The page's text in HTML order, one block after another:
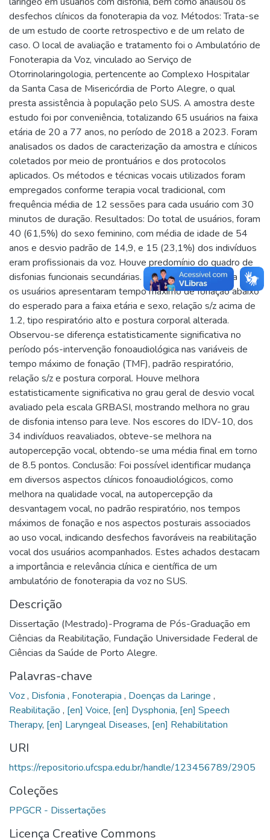
desfechos clínicos da fonoterapia da voz. Métodos: Trata-se
de um estudo de coorte retrospectivo e de um relato de
caso. O local de avaliação e tratamento foi o Ambulatório de
Fonoterapia da Voz, vinculado ao Serviço de
Otorrinolaringologia, pertencente ao Complexo Hospitalar
da Santa Casa de Misericórdia de Porto Alegre, o qual
presta assistência à população pelo SUS. A amostra deste
estudo foi por conveniência, totalizando 65 usuários na faixa
etária de 20 a 77 anos, no período de 2018 a 2023. Foram
analisados os dados de caracterização da amostra e clínicos
coletados por meio de prontuários e dos protocolos
aplicados. Os métodos e técnicas vocais utilizados foram
empregados conforme terapia vocal tradicional, com
frequência média de 12 sessões para cada usuário com 30
minutos de duração. Resultados: Do total de usuários, foram
40 (61,5%) do sexo feminino, com média de idade de 54
anos e desvio padrão de 14,9, e 15 (23,1%) dos indivíduos
eram profissionais da voz. Houve predomínio do quadro de
disfonias funcionais secundárias. Na avaliação global da voz,
os usuários apresentaram tempo máximo de fonação abaixo
do esperado para a faixa etária e sexo, relação s/z acima de
1.2, tipo respiratório alto e postura corporal alterada.
Observou-se diferença estatisticamente significativa no
período pós-intervenção fonoaudiológica nas variáveis de
tempo máximo de fonação (TMF), padrão respiratório,
relação s/z e postura corporal. Houve melhora
estatisticamente significativa no grau geral de desvio vocal
avaliado pela escala GRBASI, mostrando melhora no grau
de disfonia intenso para leve. Nos escores do IDV-10, dos
34 indivíduos reavaliados, obteve-se melhora na
autopercepção vocal, obtendo-se uma média final em torno
de 8.5 pontos. Conclusão: Foi possível identificar mudança
em diversos aspectos clínicos fonoaudiológicos, como
melhora na qualidade vocal, na autopercepção da
desvantagem vocal, no padrão respiratório, nos tempos
máximos de fonação e nos aspectos posturais associados
ao uso vocal, indicando desfechos favoráveis na reabilitação
vocal dos usuários acompanhados. Estes achados destacam
a importância e relevância clínica e científica de um
ambulatório de fonoterapia da voz no SUS.
Descrição
Dissertação (Mestrado)-Programa de Pós-Graduação em
Ciências da Reabilitação, Fundação Universidade Federal de
Ciências da Saúde de Porto Alegre.
Palavras-chave
Voz, Disfonia , Fonoterapia , Doenças da Laringe ,
Reabilitação , [en] Voice, [en] Dysphonia, [en] Speech
Therapy, [en] Laryngeal Diseases, [en] Rehabilitation
URI
https://repositorio.ufcspa.edu.br/handle/123456789/2905
Coleções
PPGCR - Dissertações
Licença Creative Commons